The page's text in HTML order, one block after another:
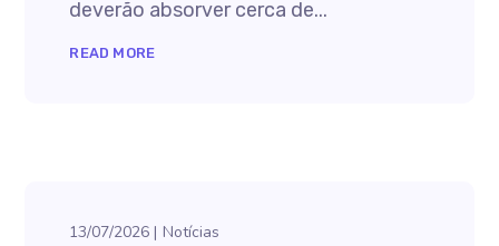
deverão absorver cerca de...
READ MORE
13/07/2026 Notícias